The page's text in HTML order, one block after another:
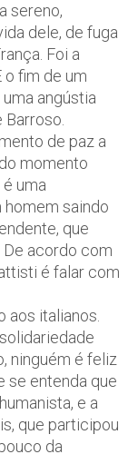
sereno,
dele, de fuga
Foi a
o fim de um
angústia
de paz a
momento
uma
homem saindo
que
De acordo com
é falar com
aos italianos.
ninguém é feliz
se entenda que
e a
que participou
da